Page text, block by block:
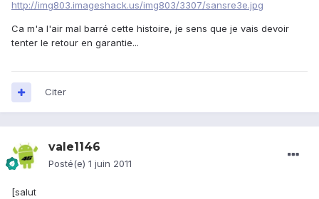
http://img803.imageshack.us/img803/3307/sansre3e.jpg
Ca m'a l'air mal barré cette histoire, je sens que je vais devoir
tenter le retour en garantie...
Citer
vale1146
Posté(e) 1 juin 2011
[salut